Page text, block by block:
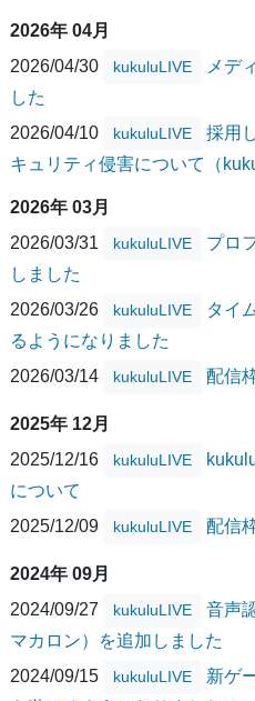
2026年 04月
2026/04/30
kukuluLIVE
メデ
した
2026/04/10
kukuluLIVE
採用
キュリティ侵害について（
2026年 03月
2026/03/31
kukuluLIVE
プロ
しました
2026/03/26
kukuluLIVE
タイ
るようになりました
2026/03/14
kukuluLIVE 配信
2025年 12月
2025/12/16
kukuluLIVE
について
2025/12/09
kukuluLIVE 配信
2024年 09月
2024/09/27
kukuluLIVE
音声
マカロン）を追加しました
2024/09/15
kukuluLIVE
新ゲ